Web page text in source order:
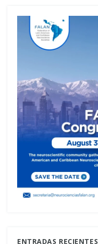
ENTRADAS RECIENTES